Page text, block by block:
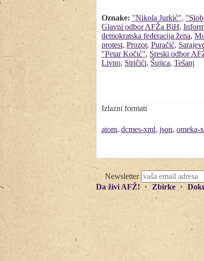
Oznake: "Nikola Jurkić",
Glavni odbor AFŽa BiH,
demokratska federacija žena,
protest, Prozor, Puračić,
"Petar Kočić", Sreski odbor
Livno, Stričići, Šujica, Tešanj
Izlazni formati
atom, dcmes-xml, json, omeka-
Newsletter
Da živi AFŽ!
Zbirke